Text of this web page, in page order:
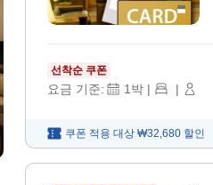
선착순 쿠폰
요금 기준: 1박 | |
쿠폰 적용 대상 ₩32,680 할인